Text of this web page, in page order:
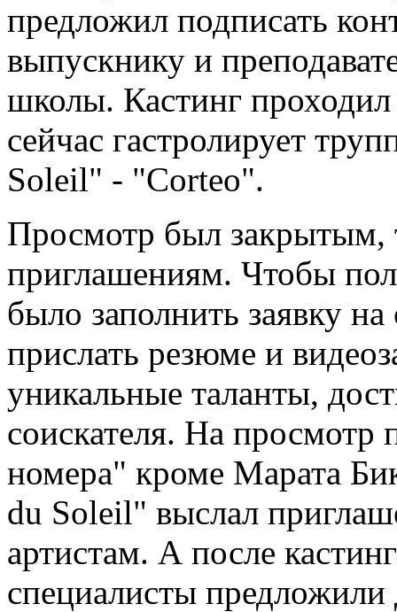
предложил подписать
выпускнику и
школы. Кастинг
сейчас гастролирует
Soleil" - "Corteo".
Просмотр был закрытым,
приглашениям. Чтобы
было заполнить заявку
прислать резюме и
уникальные таланты,
соискателя. На
номера" кроме Марата
du Soleil" выслал
артистам. А после
специалисты